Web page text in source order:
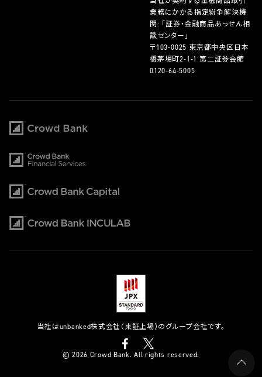
業務にかかる指定紛争解決機
関: 「証券・金融商品あっせん相
談センター」
〒103-0025 東京都中央区日本
橋茅場町2-1-1 第二証券会館
0120-64-5005
当社はunbanked株式会社（東証上場）のグループ会社です。
© 2026 Crowd Bank. All rights reserved.